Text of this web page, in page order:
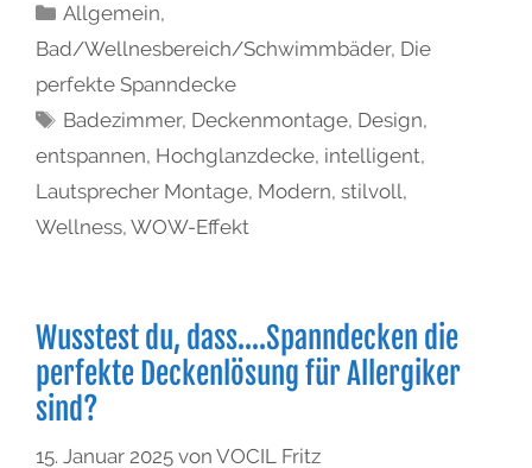
Allgemein,
Bad/Wellnesbereich/Schwimmbäder, Die
perfekte Spanndecke
Badezimmer, Deckenmontage, Design,
entspannen, Hochglanzdecke, intelligent,
Lautsprecher Montage, Modern, stilvoll,
Wellness, WOW-Effekt
Wusstest du, dass….Spanndecken die
perfekte Deckenlösung für Allergiker
sind?
15. Januar 2025 von VOCIL Fritz